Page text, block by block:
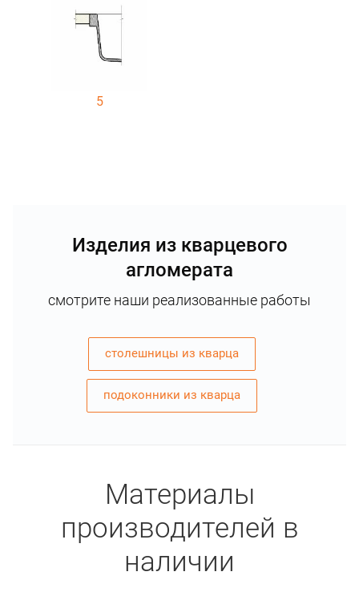
5
Изделия из кварцевого
агломерата
смотрите наши реализованные работы
столешницы из кварца
подоконники из кварца
Материалы
производителей в
наличии